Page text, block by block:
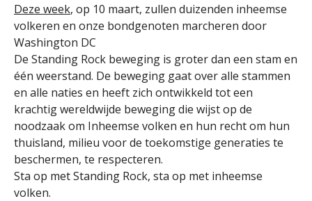
Deze week, op 10 maart, zullen duizenden inheemse
volkeren en onze bondgenoten marcheren door
Washington DC
De Standing Rock beweging is groter dan een stam en
één weerstand. De beweging gaat over alle stammen
en alle naties en heeft zich ontwikkeld tot een
krachtig wereldwijde beweging die wijst op de
noodzaak om Inheemse volken en hun recht om hun
thuisland, milieu voor de toekomstige generaties te
beschermen, te respecteren.
Sta op met Standing Rock, sta op met inheemse
volken.